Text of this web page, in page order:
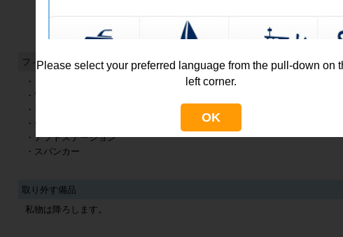
フィッシングギア
・ロッドホルダー
・電動リールコンセント
・イケス
・デッキウォッシャー
・アフトステーション
・スパンカー
法定備品
・法定備
取り外す備品
私物は降ろします。
Please select your preferred language from the pull-down on
left corner.
OK